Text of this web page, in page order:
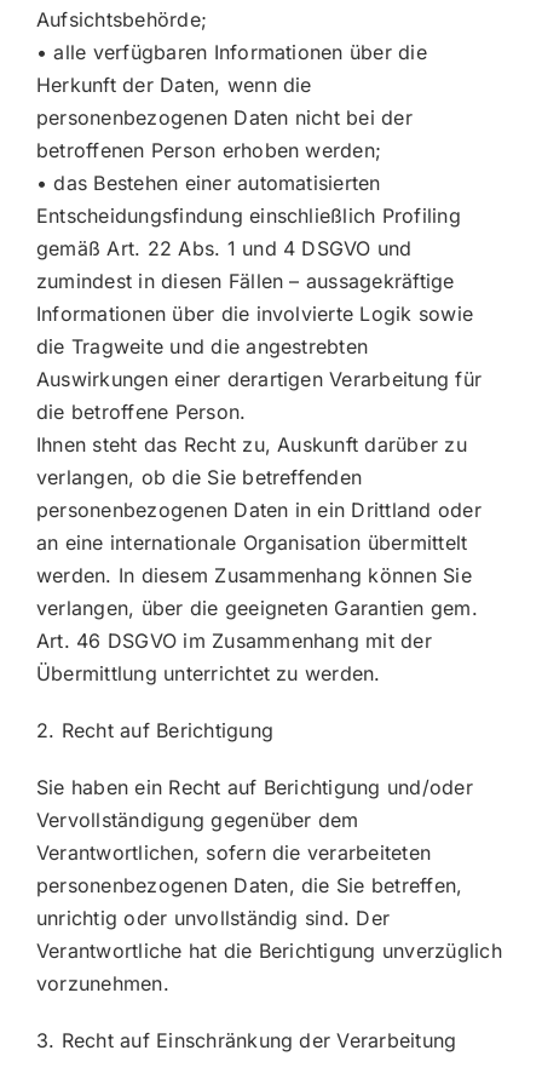
Aufsichtsbehörde;
• alle verfügbaren Informationen über die
Herkunft der Daten, wenn die
personenbezogenen Daten nicht bei der
betroffenen Person erhoben werden;
• das Bestehen einer automatisierten
Entscheidungsfindung einschließlich Profiling
gemäß Art. 22 Abs. 1 und 4 DSGVO und
zumindest in diesen Fällen – aussagekräftige
Informationen über die involvierte Logik sowie
die Tragweite und die angestrebten
Auswirkungen einer derartigen Verarbeitung für
die betroffene Person.
Ihnen steht das Recht zu, Auskunft darüber zu
verlangen, ob die Sie betreffenden
personenbezogenen Daten in ein Drittland oder
an eine internationale Organisation übermittelt
werden. In diesem Zusammenhang können Sie
verlangen, über die geeigneten Garantien gem.
Art. 46 DSGVO im Zusammenhang mit der
Übermittlung unterrichtet zu werden.
2. Recht auf Berichtigung
Sie haben ein Recht auf Berichtigung und/oder
Vervollständigung gegenüber dem
Verantwortlichen, sofern die verarbeiteten
personenbezogenen Daten, die Sie betreffen,
unrichtig oder unvollständig sind. Der
Verantwortliche hat die Berichtigung unverzüglich
vorzunehmen.
3. Recht auf Einschränkung der Verarbeitung